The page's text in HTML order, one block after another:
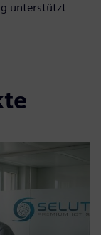
unterstützt